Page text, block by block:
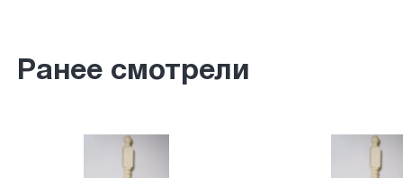
Ранее смотрели